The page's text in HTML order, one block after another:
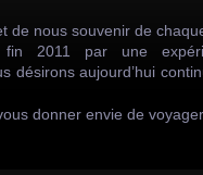
de nous souvenir de
2011 par une
désirons aujourd’hui
donner envie de